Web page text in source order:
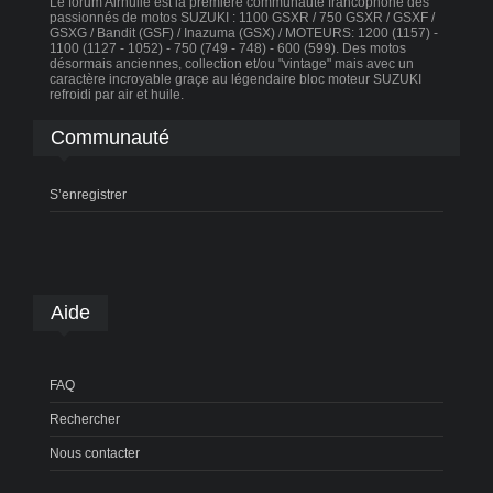
passionnés de motos SUZUKI : 1100 GSXR / 750 GSXR / GSXF /
GSXG / Bandit (GSF) / Inazuma (GSX) / MOTEURS: 1200 (1157) -
1100 (1127 - 1052) - 750 (749 - 748) - 600 (599). Des motos
désormais anciennes, collection et/ou "vintage" mais avec un
caractère incroyable graçe au légendaire bloc moteur SUZUKI
refroidi par air et huile.
Communauté
S’enregistrer
Aide
FAQ
Rechercher
Nous contacter